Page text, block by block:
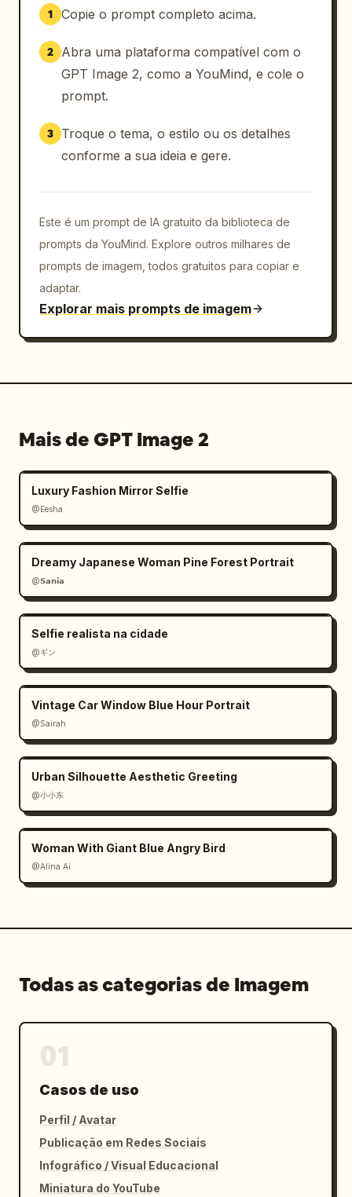
1 Copie o prompt completo acima.
2
Abra uma plataforma compatível com o
GPT Image 2, como a YouMind, e cole o
prompt.
3
Troque o tema, o estilo ou os detalhes
conforme a sua ideia e gere.
Este é um prompt de IA gratuito da biblioteca de
prompts da YouMind. Explore outros milhares de
prompts de imagem, todos gratuitos para copiar e
adaptar.
Explorar mais prompts de imagem
Mais de GPT Image 2
Luxury Fashion Mirror Selfie
@Eesha
Dreamy Japanese Woman Pine Forest Portrait
@𝗦𝗮𝗻𝗶𝗮
Selfie realista na cidade
@ギン
Vintage Car Window Blue Hour Portrait
@Sairah
Urban Silhouette Aesthetic Greeting
@小小东
Woman With Giant Blue Angry Bird
@Alina Ai
Todas as categorias de Imagem
Casos de uso
Perfil / Avatar
Publicação em Redes Sociais
Infográfico / Visual Educacional
Miniatura do YouTube